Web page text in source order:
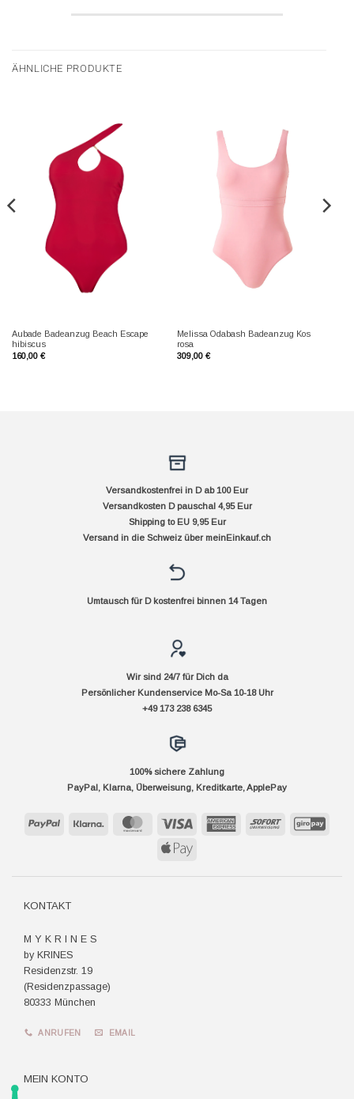
ÄHNLICHE PRODUKTE
Aubade Badeanzug Beach Escape
hibiscus
160,00 €
Melissa Odabash Badeanzug Kos
rosa
309,00 €
Versandkostenfrei in D ab 100 Eur
Versandkosten D pauschal 4,95 Eur
Shipping to EU 9,95 Eur
Versand in die Schweiz über meinEinkauf.ch
Umtausch für D kostenfrei binnen 14 Tagen
Wir sind 24/7 für Dich da
Persönlicher Kundenservice Mo-Sa 10-18 Uhr
+49 173 238 6345
100% sichere Zahlung
PayPal, Klarna, Überweisung, Kreditkarte, ApplePay
PayPal Klarna MasterCard Visa
AmericanSofort
Apple
KONTAKT
M Y K R I N E S
by KRINES
Residenzstr. 19
(Residenzpassage)
80333 München
ANRUFEN EMAIL
MEIN KONTO